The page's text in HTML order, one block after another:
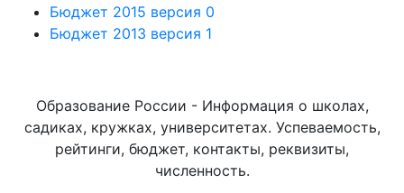
Бюджет 2015 версия 0
Бюджет 2013 версия 1
Образование России - Информация о школах,
садиках, кружках, университетах. Успеваемость,
рейтинги, бюджет, контакты, реквизиты,
численность.